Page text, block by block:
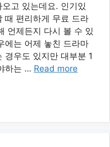
고 있는데요. 인기있
때 편리하게 무료 드라
언제든지 다시 볼 수 있
에는 어제 놓친 드라마
경우도 있지만 대부분 1
하는 … Read more